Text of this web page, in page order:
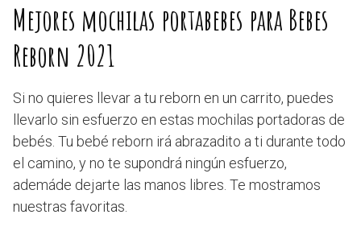
Mejores mochilas portabebes para Bebes
Reborn 2021
Si no quieres llevar a tu reborn en un carrito, puedes
llevarlo sin esfuerzo en estas mochilas portadoras de
bebés. Tu bebé reborn irá abrazadito a ti durante todo
el camino, y no te supondrá ningún esfuerzo,
ademáde dejarte las manos libres. Te mostramos
nuestras favoritas.